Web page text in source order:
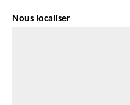
Nous localiser